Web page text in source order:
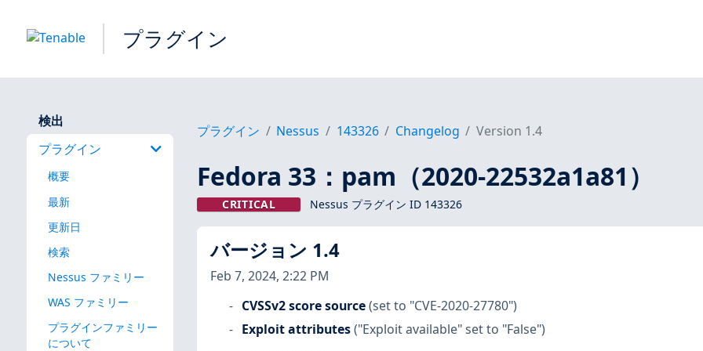
プラグイン
検出
プラグイン
概要
最新
更新日
検索
Nessus ファミリー
WAS ファミリー
プラグインファミリー
について
プラグイン Nessus 143326 Changelog Version 1.4
Fedora 33：pam（2020-22532a1a81）
CRITICAL Nessus プラグイン ID 143326
バージョン 1.4
Feb 7, 2024, 2:22 PM
CVSSv2 score source (set to "CVE-2020-27780")
Exploit attributes ("Exploit available" set to "False")